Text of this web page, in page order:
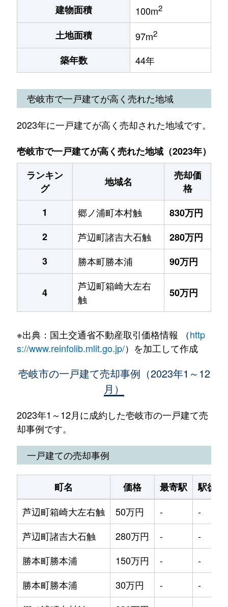
建物面積 100m2
土地面積 97m2
築年数 44年
壱岐市で一戸建てが高く売れた地域
2023年に一戸建てが高く売却された地域です。
壱岐市で一戸建てが高く売れた地域（2023年）
ランキン
グ
地域名
売却価
格
1
郷ノ浦町本村触
830万円
2
芦辺町諸吉大石触
280万円
3
勝本町勝本浦 90万円
4
芦辺町箱崎大左右
触
50万円
※出典：国土交通省不動産取引価格情報 （http
s://www.reinfolib.mlit.go.jp/）を加工して作成
壱岐市の一戸建て売却事例（2023年1～12
月）
2023年1～12月に成約した壱岐市の一戸建て売
却事例です。
一戸建ての売却事例
町名 価格 最寄駅
駅徒歩
芦辺町箱崎大左右触
50万円 -
-
芦辺町諸吉大石触
280万円 -
-
勝本町勝本浦
150万円 -
-
勝本町勝本浦
30万円 -
-